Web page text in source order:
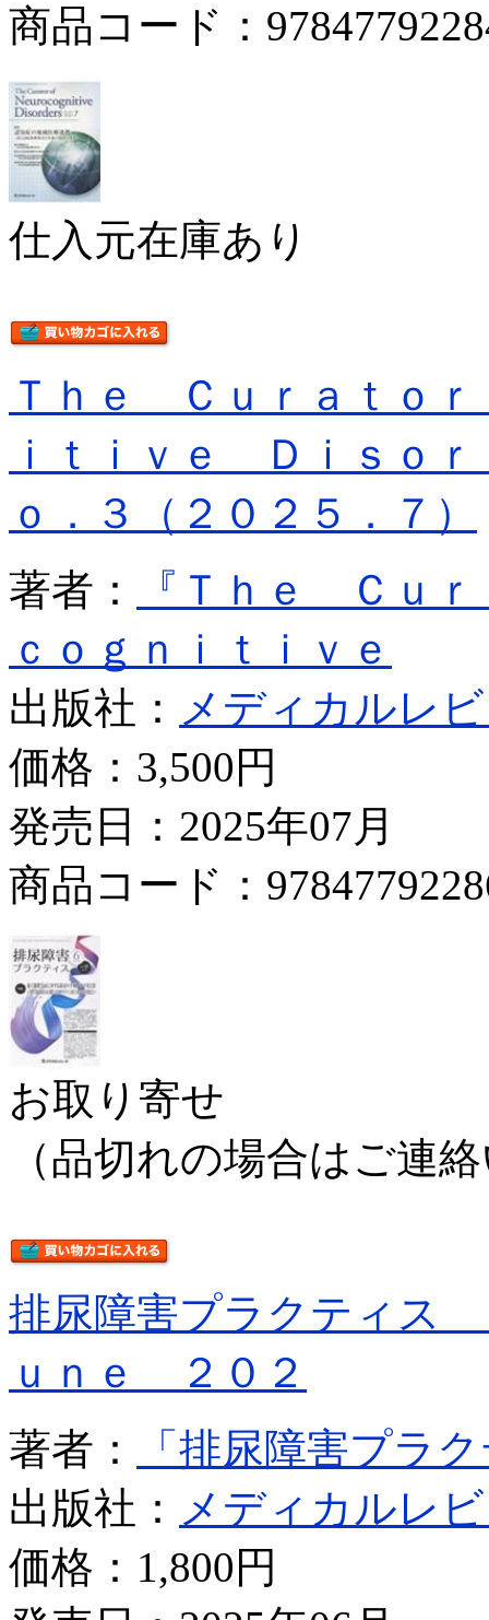
商品コード：
仕入元在庫あり
Ｔｈｅ Ｃｕｒａｔｏ
ｉｔｉｖｅ Ｄｉｓｏ
ｏ．３（２０２５．７）
著者：
『Ｔｈｅ Ｃｕ
ｃｏｇｎｉｔｉｖｅ
出版社： メディカルレ
価格： 3,500円
発売日：2025年07月
商品コード：
お取り寄せ
（品切れの場合はご連
排尿障害プラクティス
ｕｎｅ ２０２
著者：
「排尿障害プラ
出版社： メディカルレ
価格： 1,800円